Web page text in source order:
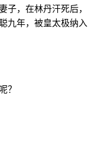
子，在林丹汗死后，
九年，被皇太极纳入
？